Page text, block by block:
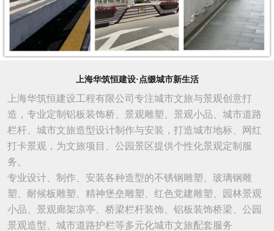
上海华筑恒建设·点缀城市新生活
上海华筑恒建设工程有限公司专注城市文旅与景观创意打
造，专业定制铝板装饰桥、景观雕塑、景观小品、城市道路
栏杆、城市文旅造型设计制作与安装，打造城市地标、网红
打卡景观，为文旅项目、公园景区提供个性化景观定制服
务。
专业设计、制作、安装各种造型的不锈钢雕塑、玻璃钢雕
塑、耐候板雕塑、精神堡垒雕塑、红色党建雕塑、园林景观
小品、景观廊架凉亭、桥梁栏杆装饰、铝板装饰桥梁、公园
景观造型、城市道路护栏等多元化城市文旅配套服务